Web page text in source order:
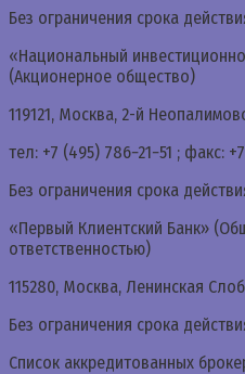
Без ограничения срока
«Национальный
(Акционерное общество)
119121, Москва, 2-й
тел: +7 (495) 786−21−51 ; факс:
Без ограничения срока
«Первый Клиентский Банк»
ответственностью)
115280, Москва, Ленинская
Без ограничения срока
Список аккредитованных